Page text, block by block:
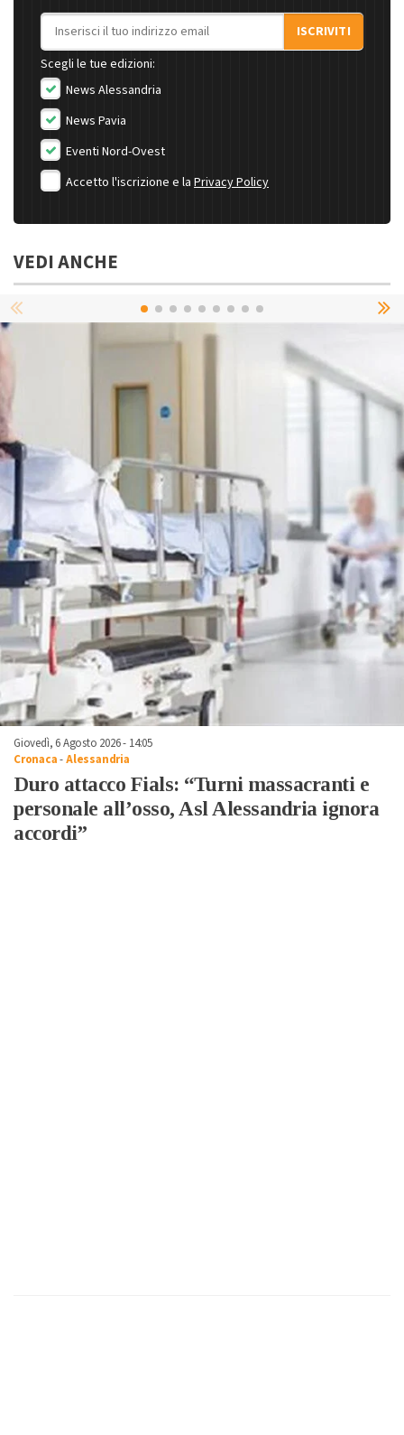
Indirizzo email
ISCRIVITI
Scegli le tue edizioni:
News Alessandria
News Pavia
Eventi Nord-Ovest
Accetto l'iscrizione e la Privacy Policy
VEDI ANCHE
Giovedì, 6 Agosto 2026 - 14:05
Cronaca-Alessandria
Duro attacco Fials: “Turni massacranti e
personale all’osso, Asl Alessandria ignora
accordi”